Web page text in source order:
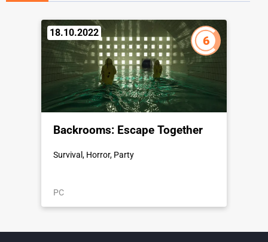
18.10.2022
6
Backrooms: Escape Together
Survival, Horror, Party
PC